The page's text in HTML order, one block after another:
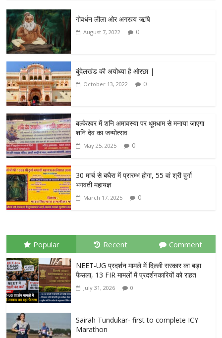
गोवर्धन लीला ओर अगस्त्य ऋषि
August 7, 2022 0
बुंदेलखंड की अयोध्या है ओरछा |
October 13, 2022 0
बल्केश्वर में शनि अमावस्या पर धूमधाम से मनाया जाएगा
शनि देव का जन्मोत्सव
May 25, 2025 0
30 मार्च से बघैरा में प्रारम्भ होगा, 55 वां श्री दुर्गा
भगवती महायज्ञ
March 17, 2025 0
Popular Recent Comment
NEET-UG प्रदर्शन मामले में दिल्ली सरकार का बड़ा
फैसला, 13 FIR मामलों में प्रदर्शनकारियों को राहत
July 31, 2026 0
Sairah Tundukar- first to complete ICY
Marathon